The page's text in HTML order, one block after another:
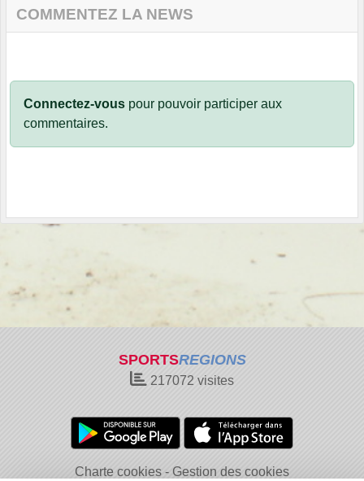
COMMENTEZ LA NEWS
Connectez-vous pour pouvoir participer aux
commentaires.
SPORTSREGIONS
217072 visites
Charte cookies Gestion des cookies